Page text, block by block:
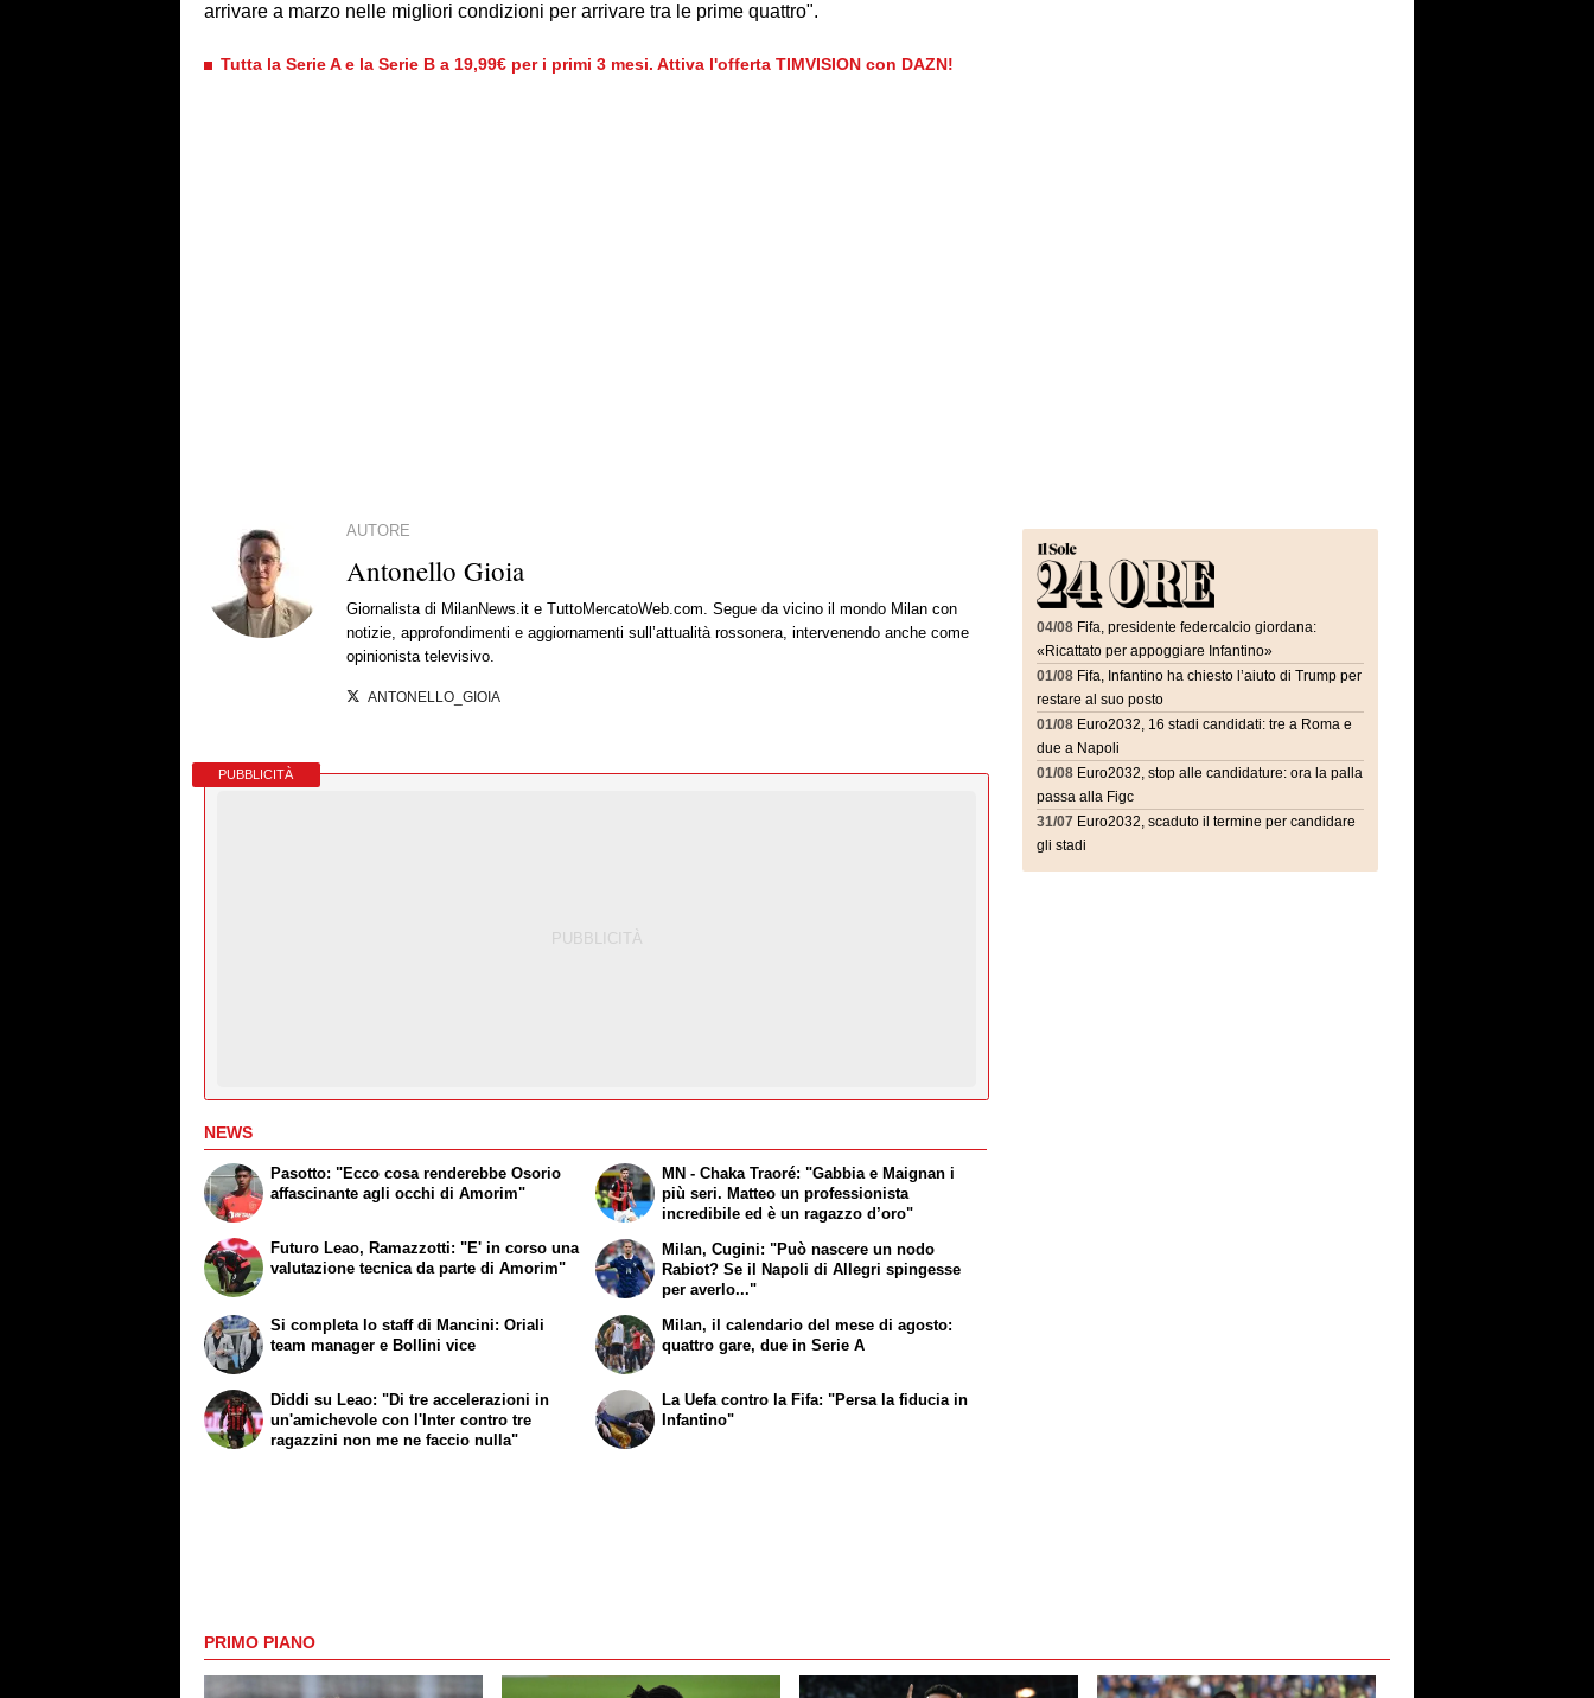
arrivare a marzo nelle migliori condizioni per arrivare tra le prime quattro".
Tutta la Serie A e la Serie B a 19,99€ per i primi 3 mesi. Attiva l'offerta TIMVISION con DAZN!
AUTORE
Antonello Gioia
Giornalista di MilanNews.it e TuttoMercatoWeb.com. Segue da vicino il mondo Milan con
notizie, approfondimenti e aggiornamenti sull’attualità rossonera, intervenendo anche come
opinionista televisivo.
ANTONELLO_GIOIA
PUBBLICITÀ
NEWS
Pasotto: "Ecco cosa renderebbe Osorio
affascinante agli occhi di Amorim"
Futuro Leao, Ramazzotti: "E' in corso una
valutazione tecnica da parte di Amorim"
MN - Chaka Traoré: "Gabbia e Maignan i
più seri. Matteo un professionista
incredibile ed è un ragazzo d’oro"
Milan, Cugini: "Può nascere un nodo
Rabiot? Se il Napoli di Allegri spingesse
per averlo..."
Si completa lo staff di Mancini: Oriali
team manager e Bollini vice
Diddi su Leao: "Di tre accelerazioni in
un'amichevole con l'Inter contro tre
ragazzini non me ne faccio nulla"
Milan, il calendario del mese di agosto:
quattro gare, due in Serie A
La Uefa contro la Fifa: "Persa la fiducia in
Infantino"
04/08 Fifa, presidente federcalcio giordana:
«Ricattato per appoggiare Infantino»
01/08 Fifa, Infantino ha chiesto l’aiuto di Trump per
restare al suo posto
01/08 Euro2032, 16 stadi candidati: tre a Roma e
due a Napoli
01/08 Euro2032, stop alle candidature: ora la palla
passa alla Figc
31/07 Euro2032, scaduto il termine per candidare
gli stadi
PRIMO PIANO